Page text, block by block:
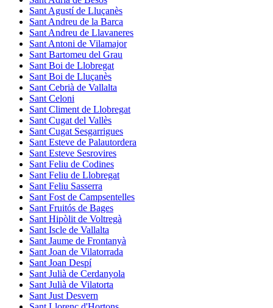
Sant Agustí de Lluçanès
Sant Andreu de la Barca
Sant Andreu de Llavaneres
Sant Antoni de Vilamajor
Sant Bartomeu del Grau
Sant Boi de Llobregat
Sant Boi de Lluçanès
Sant Cebrià de Vallalta
Sant Celoni
Sant Climent de Llobregat
Sant Cugat del Vallès
Sant Cugat Sesgarrigues
Sant Esteve de Palautordera
Sant Esteve Sesrovires
Sant Feliu de Codines
Sant Feliu de Llobregat
Sant Feliu Sasserra
Sant Fost de Campsentelles
Sant Fruitós de Bages
Sant Hipòlit de Voltregà
Sant Iscle de Vallalta
Sant Jaume de Frontanyà
Sant Joan de Vilatorrada
Sant Joan Despí
Sant Julià de Cerdanyola
Sant Julià de Vilatorta
Sant Just Desvern